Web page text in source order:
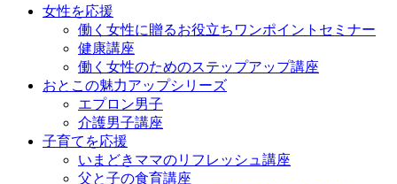
女性を応援
働く女性に贈るお役立ちワンポイントセミナー
健康講座
働く女性のためのステップアップ講座
おとこの魅力アップシリーズ
エプロン男子
介護男子講座
子育てを応援
いまどきママのリフレッシュ講座
父と子の食育講座